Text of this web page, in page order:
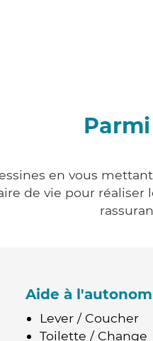
en vous
de vie pour
Aide à
Lever / Coucher
Toilette / Change